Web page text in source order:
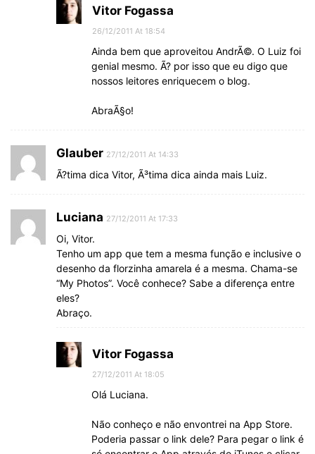
Vitor Fogassa
26/12/2011 At 18:54
Ainda bem que aproveitou AndrÃ©. O Luiz foi
genial mesmo. Ã? por isso que eu digo que
nossos leitores enriquecem o blog.
AbraÃ§o!
Glauber 27/12/2011 At 14:33
Ã?tima dica Vitor, Ã³tima dica ainda mais Luiz.
Luciana 27/12/2011 At 17:33
Oi, Vitor.
Tenho um app que tem a mesma função e inclusive o
desenho da florzinha amarela é a mesma. Chama-se
“My Photos”. Você conhece? Sabe a diferença entre
eles?
Abraço.
Vitor Fogassa
27/12/2011 At 18:05
Olá Luciana.
Não conheço e não envontrei na App Store.
Poderia passar o link dele? Para pegar o link é